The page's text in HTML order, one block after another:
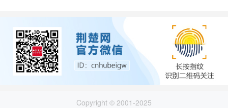
Copyright © 2001-2025